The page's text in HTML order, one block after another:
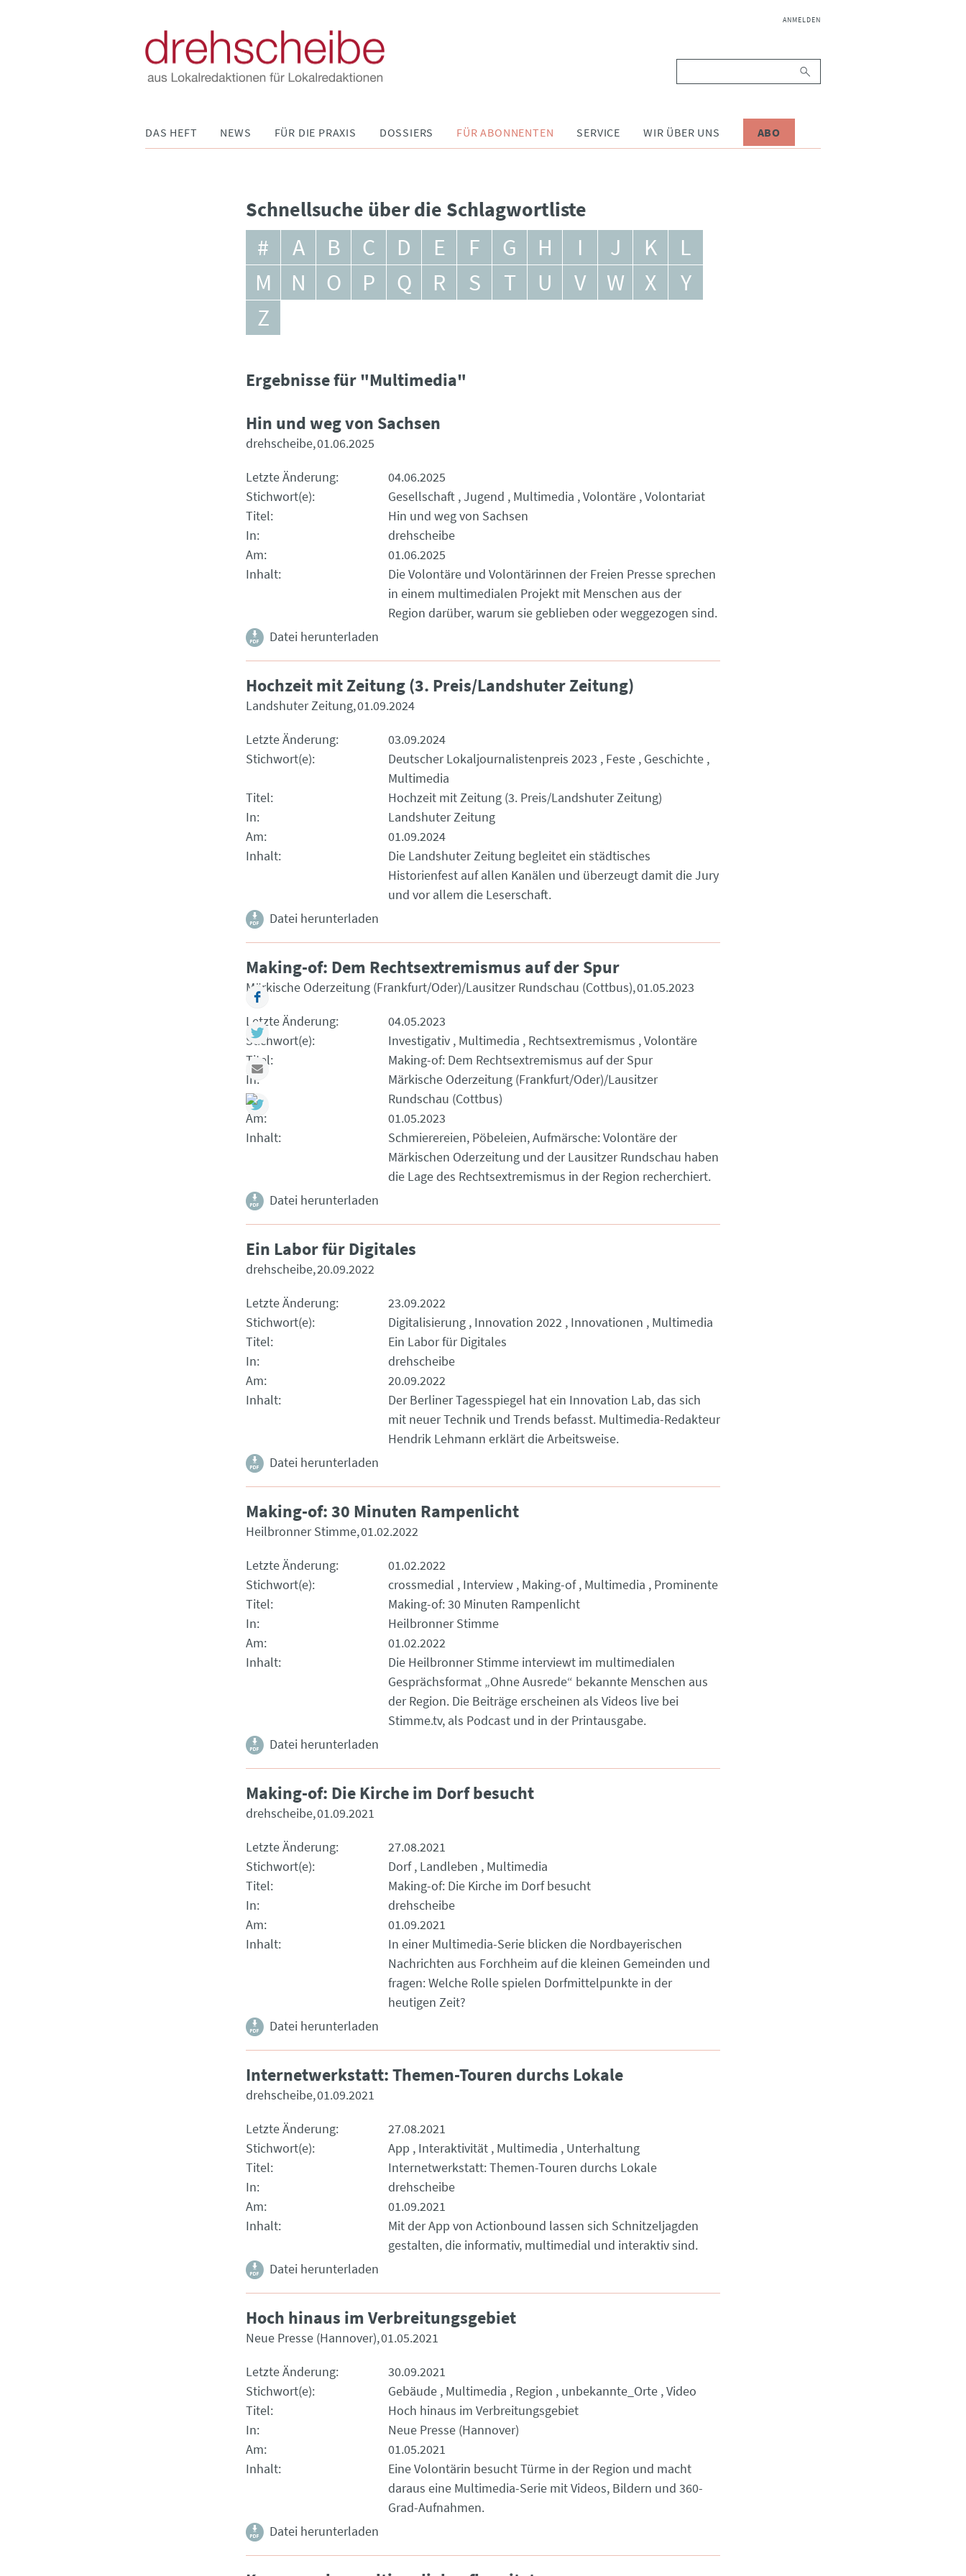
NAVIGATION
ANMELDEN
DAS HEFT NEWS FÜR DIE PRAXIS DOSSIERS FÜR ABONNENTEN SERVICE WIR ÜBER UNS ABO
Schnellsuche über die Schlagwortliste
# A B C D E F G H I J K
L
M
N O P Q R S T U V W X
Y
Z
Ergebnisse für "Multimedia"
Hin und weg von Sachsen
drehscheibe 01.06.2025
Letzte Änderung
04.06.2025
Stichwort(e)
Gesellschaft Jugend Multimedia Volontäre Volontariat
Titel
Hin und weg von Sachsen
In
drehscheibe
Am
01.06.2025
Inhalt
Die Volontäre und Volontärinnen der Freien Presse sprechen
in einem multimedialen Projekt mit Menschen aus der
Region darüber, warum sie geblieben oder weggezogen sind.
Datei herunterladen
Hochzeit mit Zeitung (3. Preis/Landshuter Zeitung)
Landshuter Zeitung 01.09.2024
Letzte Änderung
03.09.2024
Stichwort(e)
Deutscher Lokaljournalistenpreis 2023 Feste Geschichte
Multimedia
Titel
Hochzeit mit Zeitung (3. Preis/Landshuter Zeitung)
In
Landshuter Zeitung
Am
01.09.2024
Inhalt
Die Landshuter Zeitung begleitet ein städtisches
Historienfest auf allen Kanälen und überzeugt damit die Jury
und vor allem die Leserschaft.
Datei herunterladen
Making-of: Dem Rechtsextremismus auf der Spur
Märkische Oderzeitung (Frankfurt/Oder)/Lausitzer Rundschau (Cottbus) 01.05.2023
Letzte Änderung
04.05.2023
Stichwort(e)
Investigativ Multimedia Rechtsextremismus Volontäre
Titel
Making-of: Dem Rechtsextremismus auf der Spur
In
Märkische Oderzeitung (Frankfurt/Oder)/Lausitzer
Rundschau (Cottbus)
Am
01.05.2023
Inhalt
Schmierereien, Pöbeleien, Aufmärsche: Volontäre der
Märkischen Oderzeitung und der Lausitzer Rundschau haben
die Lage des Rechtsextremismus in der Region recherchiert.
Datei herunterladen
Ein Labor für Digitales
drehscheibe 20.09.2022
Letzte Änderung
23.09.2022
Stichwort(e)
Digitalisierung Innovation 2022 Innovationen
Multimedia
Titel
Ein Labor für Digitales
In
drehscheibe
Am
20.09.2022
Inhalt
Der Berliner Tagesspiegel hat ein Innovation Lab, das sich
mit neuer Technik und Trends befasst. Multimedia-Redakteur
Hendrik Lehmann erklärt die Arbeitsweise.
Datei herunterladen
Making-of: 30 Minuten Rampenlicht
Heilbronner Stimme 01.02.2022
Letzte Änderung
01.02.2022
Stichwort(e)
crossmedial Interview Making-of Multimedia
Prominente
Titel
Making-of: 30 Minuten Rampenlicht
In
Heilbronner Stimme
Am
01.02.2022
Inhalt
Die Heilbronner Stimme interviewt im multimedialen
Gesprächsformat „Ohne Ausrede“ bekannte Menschen aus
der Region. Die Beiträge erscheinen als Videos live bei
Stimme.tv, als Podcast und in der Printausgabe.
Datei herunterladen
Making-of: Die Kirche im Dorf besucht
drehscheibe 01.09.2021
Letzte Änderung
27.08.2021
Stichwort(e)
Dorf Landleben
Multimedia
Titel
Making-of: Die Kirche im Dorf besucht
In
drehscheibe
Am
01.09.2021
Inhalt
In einer Multimedia-Serie blicken die Nordbayerischen
Nachrichten aus Forchheim auf die kleinen Gemeinden und
fragen: Welche Rolle spielen Dorfmittelpunkte in der
heutigen Zeit?
Datei herunterladen
Internetwerkstatt: Themen-Touren durchs Lokale
drehscheibe 01.09.2021
Letzte Änderung
27.08.2021
Stichwort(e)
App Interaktivität Multimedia
Unterhaltung
Titel
Internetwerkstatt: Themen-Touren durchs Lokale
In
drehscheibe
Am
01.09.2021
Inhalt
Mit der App von Actionbound lassen sich Schnitzeljagden
gestalten, die informativ, multimedial und interaktiv sind.
Datei herunterladen
Hoch hinaus im Verbreitungsgebiet
Neue Presse (Hannover) 01.05.2021
Letzte Änderung
30.09.2021
Stichwort(e)
Gebäude Multimedia Region unbekannte_Orte Video
Titel
Hoch hinaus im Verbreitungsgebiet
In
Neue Presse (Hannover)
Am
01.05.2021
Inhalt
Eine Volontärin besucht Türme in der Region und macht
daraus eine Multimedia-Serie mit Videos, Bildern und 360-
Grad-Aufnahmen.
Datei herunterladen
Facebook
Twitter
Mail